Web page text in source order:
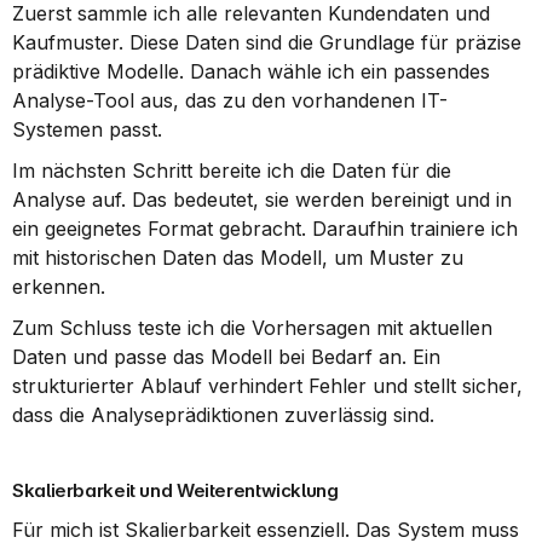
Zuerst sammle ich alle relevanten Kundendaten und
Kaufmuster. Diese Daten sind die Grundlage für präzise
prädiktive Modelle. Danach wähle ich ein passendes
Analyse-Tool aus, das zu den vorhandenen IT-
Systemen passt.
Im nächsten Schritt bereite ich die Daten für die
Analyse auf. Das bedeutet, sie werden bereinigt und in
ein geeignetes Format gebracht. Daraufhin trainiere ich
mit historischen Daten das Modell, um Muster zu
erkennen.
Zum Schluss teste ich die Vorhersagen mit aktuellen
Daten und passe das Modell bei Bedarf an. Ein
strukturierter Ablauf verhindert Fehler und stellt sicher,
dass die Analyseprädiktionen zuverlässig sind.
Skalierbarkeit und Weiterentwicklung
Für mich ist Skalierbarkeit essenziell. Das System muss